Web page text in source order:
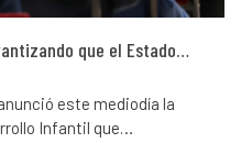
que el Estado…
este mediodía la
Infantil que…